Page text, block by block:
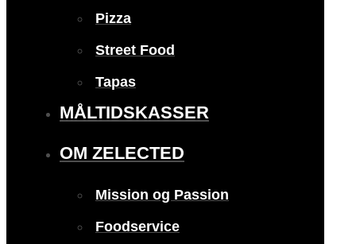
Pizza
Street Food
Tapas
MÅLTIDSKASSER
OM ZELECTED
Mission og Passion
Foodservice